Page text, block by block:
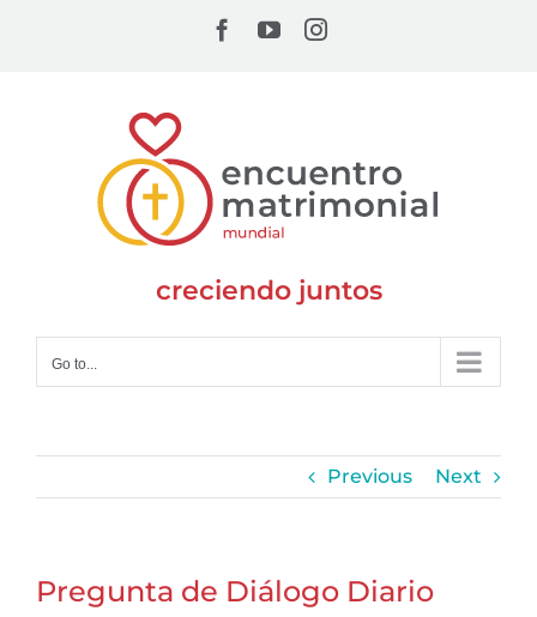
Facebook
YouTubeInstagram
creciendo juntos
Go to...
Previous Next
Pregunta de Diálogo Diario